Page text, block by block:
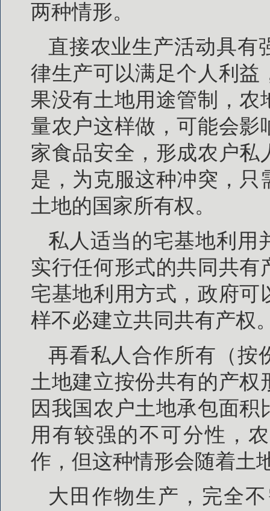
两种情形。
直接农业生产活动具有
律生产可以满足个人利益
果没有土地用途管制，
量农户这样做，可能会影
家食品安全，形成农户
是，为克服这种冲突，
土地的国家所有权。
私人适当的宅基地利用
实行任何形式的共同共
宅基地利用方式，政府
样不必建立共同共有产权
再看私人合作所有（按
土地建立按份共有的产
因我国农户土地承包面
用有较强的不可分性，
作，但这种情形会随着土
大田作物生产，完全